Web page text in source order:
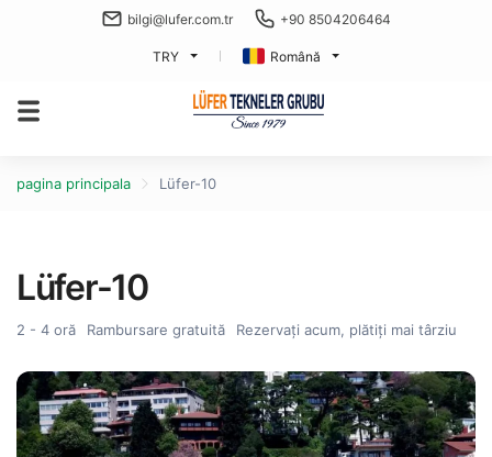
bilgi@lufer.com.tr +90 8504206464
TRY Română
pagina principala Lüfer-10
Lüfer-10
2 - 4 oră Rambursare gratuită Rezervați acum, plătiți mai târziu